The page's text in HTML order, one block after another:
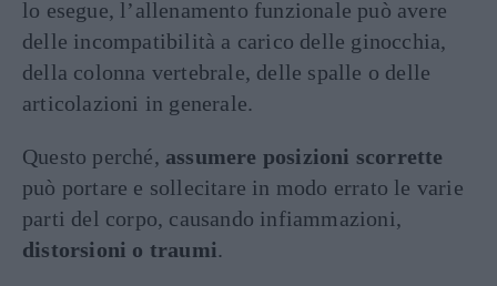
lo esegue, l’allenamento funzionale può avere
delle incompatibilità a carico delle ginocchia,
della colonna vertebrale, delle spalle o delle
articolazioni in generale.
Questo perché, assumere posizioni scorrette
può portare e sollecitare in modo errato le varie
parti del corpo, causando infiammazioni,
distorsioni o traumi.